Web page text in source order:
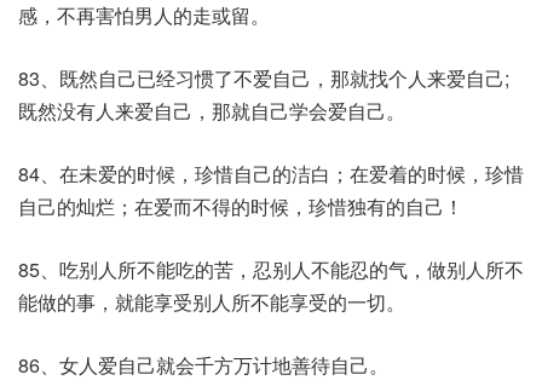
感，不再害怕男人的走或留。
83、既然自己已经习惯了不爱自己，那就找个人来爱自己;
既然没有人来爱自己，那就自己学会爱自己。
84、在未爱的时候，珍惜自己的洁白；在爱着的时候，珍惜
自己的灿烂；在爱而不得的时候，珍惜独有的自己！
85、吃别人所不能吃的苦，忍别人不能忍的气，做别人所不
能做的事，就能享受别人所不能享受的一切。
86、女人爱自己就会千方万计地善待自己。